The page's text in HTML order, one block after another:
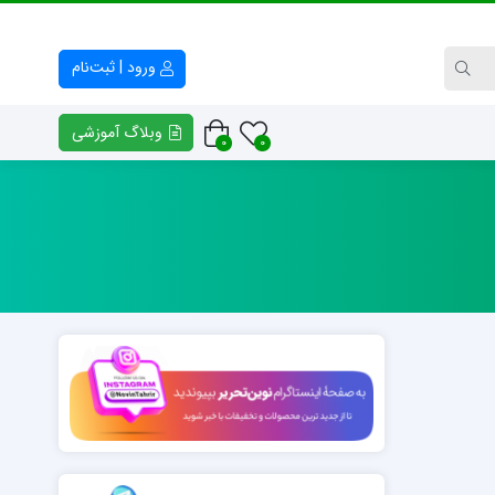
ورود | ثبت‌نام
کتابچه کلاس خط مدرسه مفید
انواع تابلوهای سوره حمد
امضای اساتید خوشنویسی
نمونه‌های خوشنویسی «منت خدای را عزوجل»
0
0 وبلاگ آموزشی